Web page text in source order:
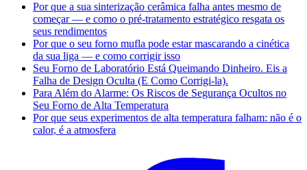
Por que a sua sinterização cerâmica falha antes mesmo de
começar — e como o pré-tratamento estratégico resgata os
seus rendimentos
Por que o seu forno mufla pode estar mascarando a cinética
da sua liga — e como corrigir isso
Seu Forno de Laboratório Está Queimando Dinheiro. Eis a
Falha de Design Oculta (E Como Corrigi-la).
Para Além do Alarme: Os Riscos de Segurança Ocultos no
Seu Forno de Alta Temperatura
Por que seus experimentos de alta temperatura falham: não é o
calor, é a atmosfera